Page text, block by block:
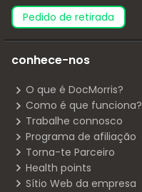
pedido de retirada
conhece-nos
O que é DocMorris?
Como é que funciona?
Trabalhe connosco
Programa de afiliação
Torna-te Parceiro
Health points
Sítio Web da empresa